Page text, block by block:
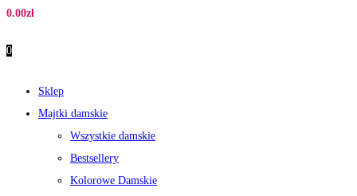
0.00zł
0
Sklep
Majtki damskie
Wszystkie damskie
Bestsellery
Kolorowe Damskie